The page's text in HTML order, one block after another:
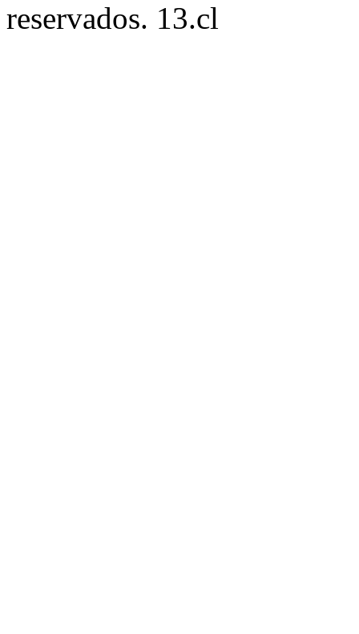
reservados. 13.cl